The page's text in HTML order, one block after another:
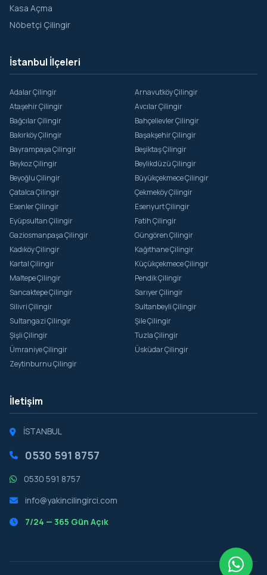
Kasa Açma
Nöbetçi Çilingir
İstanbul İlçeleri
Adalar Çilingir
Arnavutköy Çilingir
Ataşehir Çilingir
Avcılar Çilingir
Bağcılar Çilingir
Bahçelievler Çilingir
Bakırköy Çilingir
Başakşehir Çilingir
Bayrampaşa Çilingir
Beşiktaş Çilingir
Beykoz Çilingir
Beylikdüzü Çilingir
Beyoğlu Çilingir
Büyükçekmece Çilingir
Çatalca Çilingir
Çekmeköy Çilingir
Esenler Çilingir
Esenyurt Çilingir
Eyüpsultan Çilingir
Fatih Çilingir
Gaziosmanpaşa Çilingir
Güngören Çilingir
Kadıköy Çilingir
Kağıthane Çilingir
Kartal Çilingir
Küçükçekmece Çilingir
Maltepe Çilingir
Pendik Çilingir
Sancaktepe Çilingir
Sarıyer Çilingir
Silivri Çilingir
Sultanbeyli Çilingir
Sultangazi Çilingir
Şile Çilingir
Şişli Çilingir
Tuzla Çilingir
Ümraniye Çilingir
Üsküdar Çilingir
Zeytinburnu Çilingir
İletişim
İSTANBUL
0530 591 8757
0530 591 8757
info@yakincilingirci.com
7/24 — 365 Gün Açık